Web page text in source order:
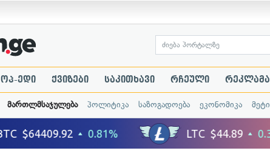
ოპ-ედი ქვიზები საკითხავი რჩეული რეკლამა
მართლმსაჯულება პოლიტიკა საზოგადოება ეკონომიკა მეტი